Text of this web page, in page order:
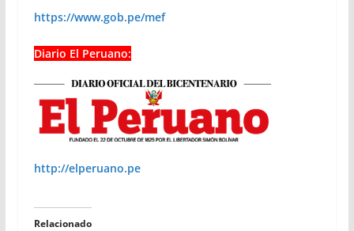
https://www.gob.pe/mef
Diario El Peruano:
http://elperuano.pe
Relacionado